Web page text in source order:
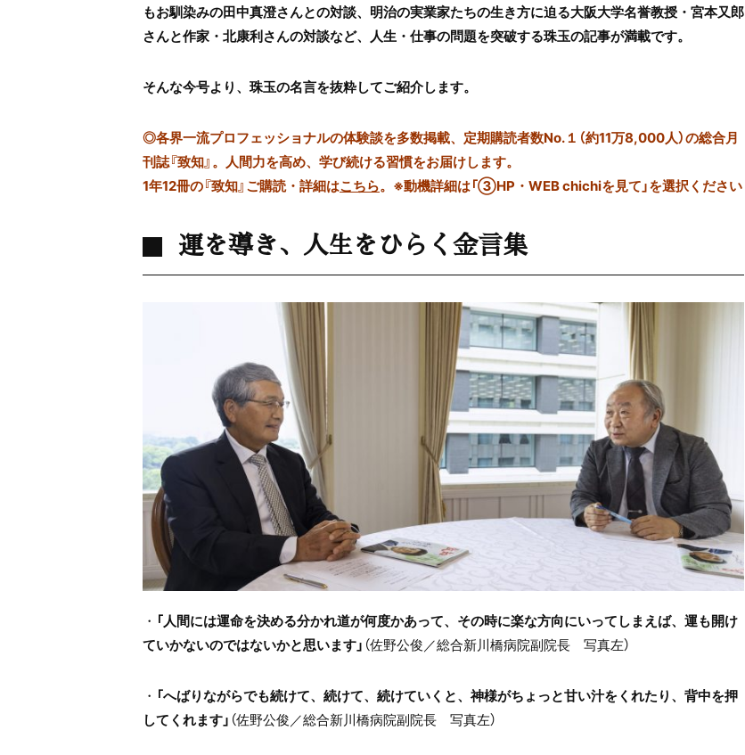
もお馴染みの田中真澄さんとの対談、明治の実業家たちの生き方に迫る大阪大学名誉教授・宮本又郎
さんと作家・北康利さんの対談など、人生・仕事の問題を突破する珠玉の記事が満載です。
そんな今号より、珠玉の名言を抜粋してご紹介します。
◎各界一流プロフェッショナルの体験談を多数掲載、定期購読者数No.１（約11万8,000人）の総合月
刊誌『致知』。人間力を高め、学び続ける習慣をお届けします。
1年12冊の『致知』ご購読・詳細はこちら。 ※動機詳細は「③HP・WEB chichiを見て」を選択ください
運を導き、人生をひらく金言集
・ 「人間には運命を決める分かれ道が何度かあって、その時に楽な方向にいってしまえば、運も開け
ていかないのではないかと思います」 （佐野公俊／総合新川橋病院副院長 写真左）
・ 「へばりながらでも続けて、続けて、続けていくと、神様がちょっと甘い汁をくれたり、背中を押
してくれます」 （佐野公俊／総合新川橋病院副院長 写真左）